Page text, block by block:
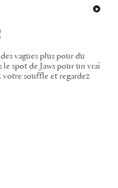
vagues plus pour du
spot de Jaws pour un vrai
votre souffle et regardez